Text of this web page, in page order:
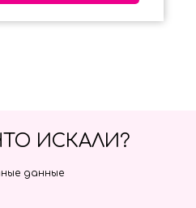
ИСКАЛИ?
данные